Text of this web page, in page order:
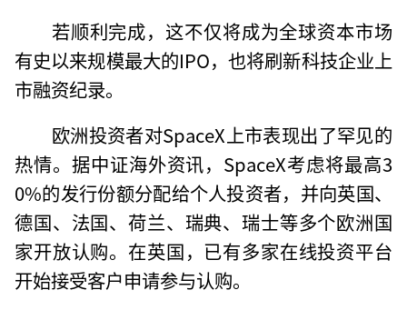
若顺利完成，这不仅将成为全球资本市场
有史以来规模最大的IPO，也将刷新科技企业上
市融资纪录。
欧洲投资者对SpaceX上市表现出了罕见的
热情。据中证海外资讯，SpaceX考虑将最高3
0%的发行份额分配给个人投资者，并向英国、
德国、法国、荷兰、瑞典、瑞士等多个欧洲国
家开放认购。在英国，已有多家在线投资平台
开始接受客户申请参与认购。